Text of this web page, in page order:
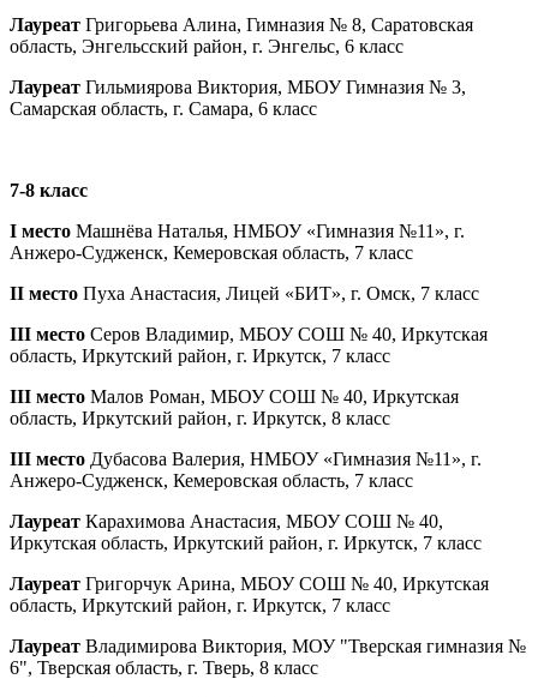
Лауреат Григорьева Алина, Гимназия № 8, Саратовская
область, Энгельсский район, г. Энгельс, 6 класс
Лауреат Гильмиярова Виктория, МБОУ Гимназия № 3,
Самарская область, г. Самара, 6 класс
7-8 класс
I место Машнёва Наталья, НМБОУ «Гимназия №11», г.
Анжеро-Судженск, Кемеровская область, 7 класс
II место Пуха Анастасия, Лицей «БИТ», г. Омск, 7 класс
III место Серов Владимир, МБОУ СОШ № 40, Иркутская
область, Иркутский район, г. Иркутск, 7 класс
III место Малов Роман, МБОУ СОШ № 40, Иркутская
область, Иркутский район, г. Иркутск, 8 класс
III место Дубасова Валерия, НМБОУ «Гимназия №11», г.
Анжеро-Судженск, Кемеровская область, 7 класс
Лауреат Карахимова Анастасия, МБОУ СОШ № 40,
Иркутская область, Иркутский район, г. Иркутск, 7 класс
Лауреат Григорчук Арина, МБОУ СОШ № 40, Иркутская
область, Иркутский район, г. Иркутск, 7 класс
Лауреат Владимирова Виктория, МОУ "Тверская гимназия №
6", Тверская область, г. Тверь, 8 класс